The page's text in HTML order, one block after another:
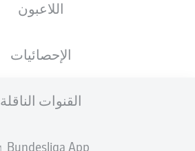
اللاعبون
الإحصائيات
القنوات الناقلة
Bundesliga App
إعلان